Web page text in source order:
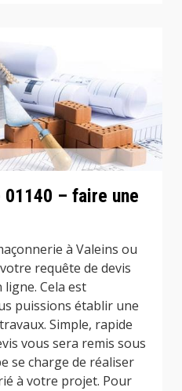
– faire une
à Valeins ou
requête de devis
Cela est
puissions établir une
Simple, rapide
vous sera remis sous
se charge de réaliser
à votre projet. Pour